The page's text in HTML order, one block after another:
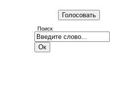
Поиск